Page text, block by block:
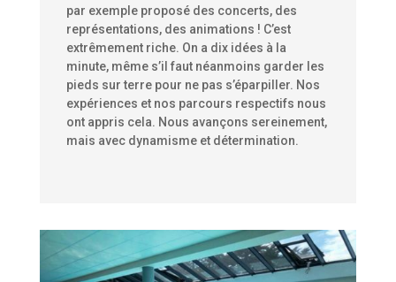
par exemple proposé des concerts, des
représentations, des animations ! C’est
extrêmement riche. On a dix idées à la
minute, même s’il faut néanmoins garder les
pieds sur terre pour ne pas s’éparpiller. Nos
expériences et nos parcours respectifs nous
ont appris cela. Nous avançons sereinement,
mais avec dynamisme et détermination.